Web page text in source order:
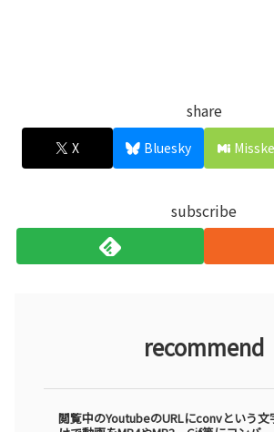
share
X Bluesky
subscribe
recommend
閲覧中のYoutubeのURLにconvという文